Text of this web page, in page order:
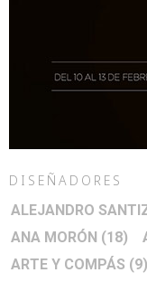
DISEÑADORES
ALEJANDRO
ANA MORÓN (18)
ARTE Y COMPÁS (9)